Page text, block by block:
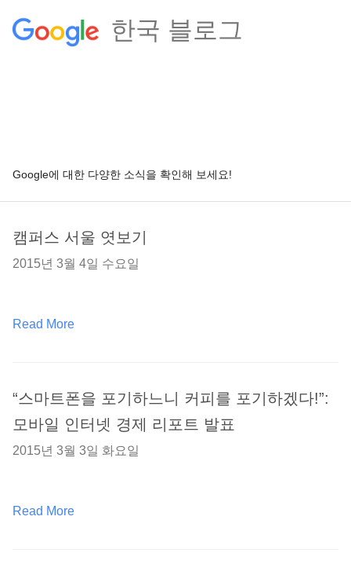
한국 블로그
Google에 대한 다양한 소식을 확인해 보세요!
캠퍼스 서울 엿보기
2015년 3월 4일 수요일
Read More
“스마트폰을 포기하느니 커피를 포기하겠다!”:
모바일 인터넷 경제 리포트 발표
2015년 3월 3일 화요일
Read More